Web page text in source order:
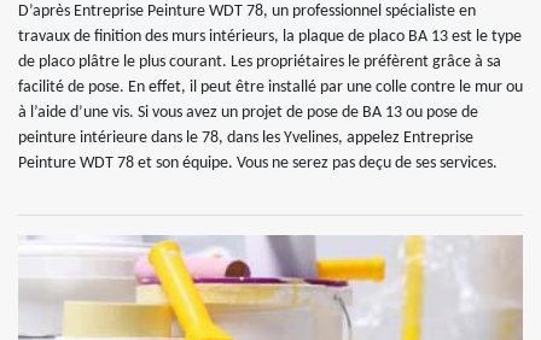
D’après Entreprise Peinture WDT 78, un professionnel spécialiste en
travaux de finition des murs intérieurs, la plaque de placo BA 13 est le type
de placo plâtre le plus courant. Les propriétaires le préfèrent grâce à sa
facilité de pose. En effet, il peut être installé par une colle contre le mur ou
à l’aide d’une vis. Si vous avez un projet de pose de BA 13 ou pose de
peinture intérieure dans le 78, dans les Yvelines, appelez Entreprise
Peinture WDT 78 et son équipe. Vous ne serez pas deçu de ses services.